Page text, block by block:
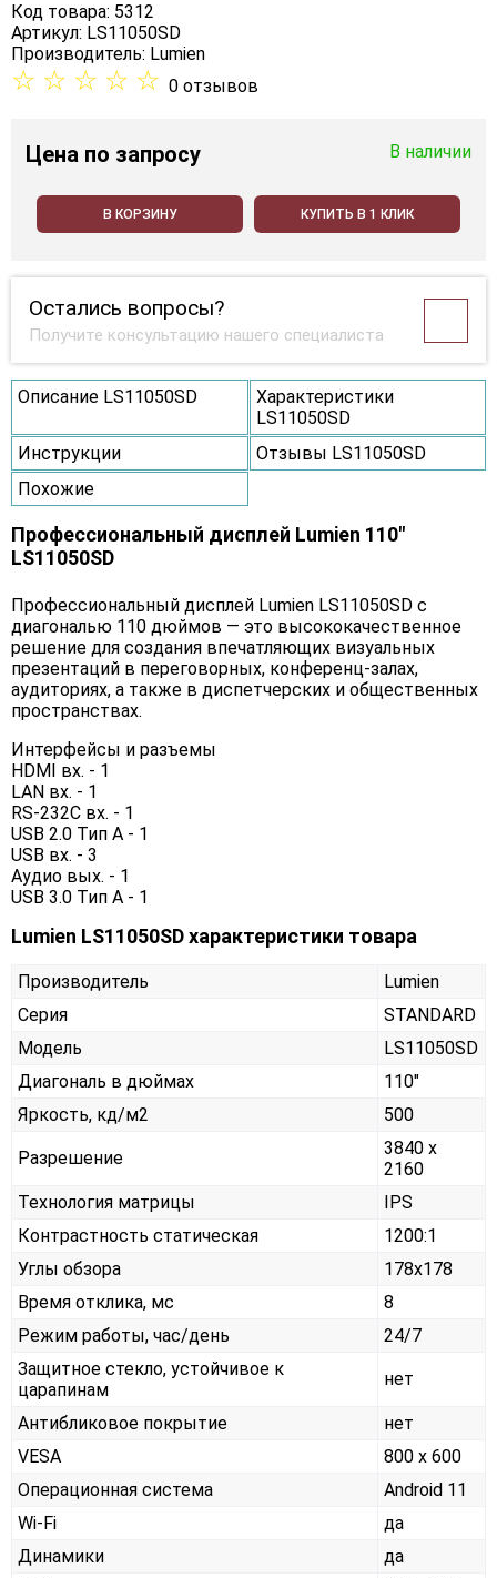
Код товара: 5312
Артикул: LS11050SD
Производитель: Lumien
☆ ☆ ☆ ☆ ☆ 0 отзывов
Цена по запросу В наличии
В КОРЗИНУ КУПИТЬ В 1 КЛИК
Остались вопросы?
Получите консультацию нашего специалиста
Описание LS11050SD
Характеристики
LS11050SD
Инструкции
Отзывы LS11050SD
Похожие
Профессиональный дисплей Lumien 110"
LS11050SD
Профессиональный дисплей Lumien LS11050SD с
диагональю 110 дюймов — это высококачественное
решение для создания впечатляющих визуальных
презентаций в переговорных, конференц-залах,
аудиториях, а также в диспетчерских и общественных
пространствах.
Интерфейсы и разъемы
HDMI вх. - 1
LAN вх. - 1
RS-232C вх. - 1
USB 2.0 Тип A - 1
USB вх. - 3
Аудио вых. - 1
USB 3.0 Тип А - 1
Lumien LS11050SD характеристики товара
Производитель
Lumien
Серия
STANDARD
Модель
LS11050SD
Диагональ в дюймах
110"
Яркость, кд/м2
500
Разрешение
3840 x
2160
Технология матрицы
IPS
Контрастность статическая
1200:1
Углы обзора
178x178
Время отклика, мс
8
Режим работы, час/день
24/7
Защитное стекло, устойчивое к
царапинам
нет
Антибликовое покрытие
нет
VESA
800 x 600
Операционная система
Android 11
Wi-Fi
да
Динамики
да